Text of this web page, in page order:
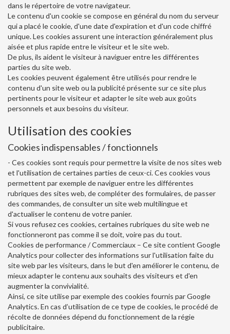
dans le répertoire de votre navigateur.
Le contenu d'un cookie se compose en général du nom du serveur
qui a placé le cookie, d'une date d'expiration et d'un code chiffré
unique. Les cookies assurent une interaction généralement plus
aisée et plus rapide entre le visiteur et le site web.
De plus, ils aident le visiteur à naviguer entre les différentes
parties du site web.
Les cookies peuvent également être utilisés pour rendre le
contenu d'un site web ou la publicité présente sur ce site plus
pertinents pour le visiteur et adapter le site web aux goûts
personnels et aux besoins du visiteur.
Utilisation des cookies
Cookies indispensables / fonctionnels
- Ces cookies sont requis pour permettre la visite de nos sites web
et l'utilisation de certaines parties de ceux-ci. Ces cookies vous
permettent par exemple de naviguer entre les différentes
rubriques des sites web, de compléter des formulaires, de passer
des commandes, de consulter un site web multilingue et
d'actualiser le contenu de votre panier.
Si vous refusez ces cookies, certaines rubriques du site web ne
fonctionneront pas comme il se doit, voire pas du tout.
Cookies de performance / Commerciaux – Ce site contient Google
Analytics pour collecter des informations sur l'utilisation faite du
site web par les visiteurs, dans le but d'en améliorer le contenu, de
mieux adapter le contenu aux souhaits des visiteurs et d'en
augmenter la convivialité.
Ainsi, ce site utilise par exemple des cookies fournis par Google
Analytics. En cas d’utilisation de ce type de cookies, le procédé de
récolte de données dépend du fonctionnement de la régie
publicitaire.